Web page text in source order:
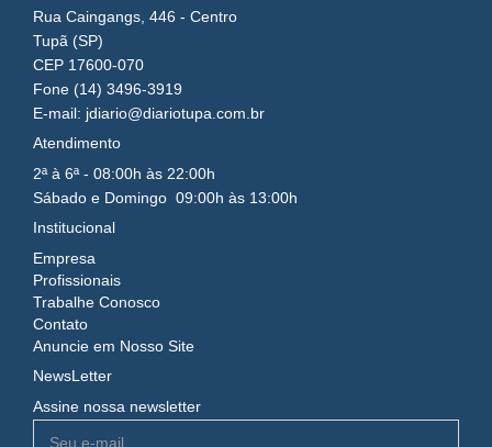
Rua Caingangs, 446 - Centro
Tupã (SP)
CEP 17600-070
Fone (14) 3496-3919
E-mail: jdiario@diariotupa.com.br
Atendimento
2ª à 6ª - 08:00h às 22:00h
Sábado e Domingo 09:00h às 13:00h
Institucional
Empresa
Profissionais
Trabalhe Conosco
Contato
Anuncie em Nosso Site
NewsLetter
Assine nossa newsletter